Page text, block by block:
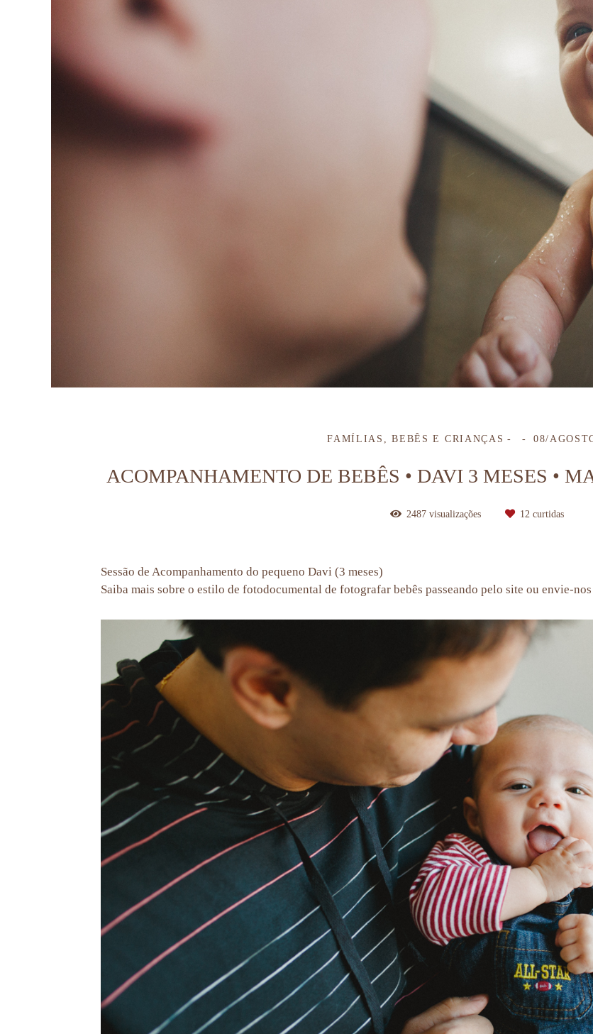
FAMÍLIAS, BEBÊS E CRIANÇAS 08/
ACOMPANHAMENTO DE BEBÊS • DAVI 3 MESES •
2487visualizações 12 curtidas
Sessão de Acompanhamento do pequeno Davi (3 meses)
Saiba mais sobre o estilo de fotodocumental de fotografar bebês passeando pelo site ou envie-